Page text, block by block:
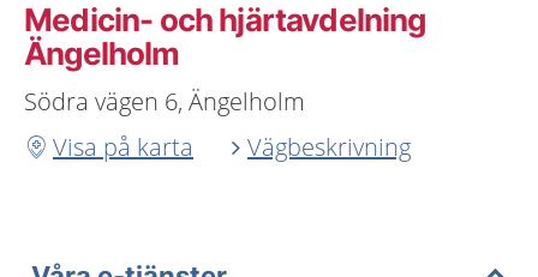
Medicin- och hjärtavdelning
Ängelholm
Södra vägen 6, Ängelholm
Visa på karta
Vägbeskrivning